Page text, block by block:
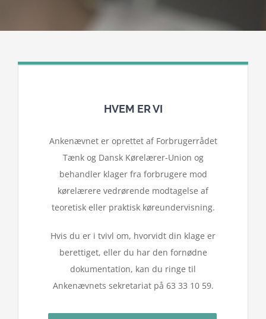
HVEM ER VI
​Ankenævnet er oprettet af Forbrugerrådet
Tænk og Dansk Kørelærer-Union og
behandler klager fra forbrugere mod
kørelærere vedrørende modtagelse af
teoretisk eller praktisk køreundervisning.
Hvis du er i tvivl om, hvorvidt din klage er
berettiget, eller du har den fornødne
dokumentation, kan du ringe til
Ankenævnets sekretariat på 63 33 10 59.